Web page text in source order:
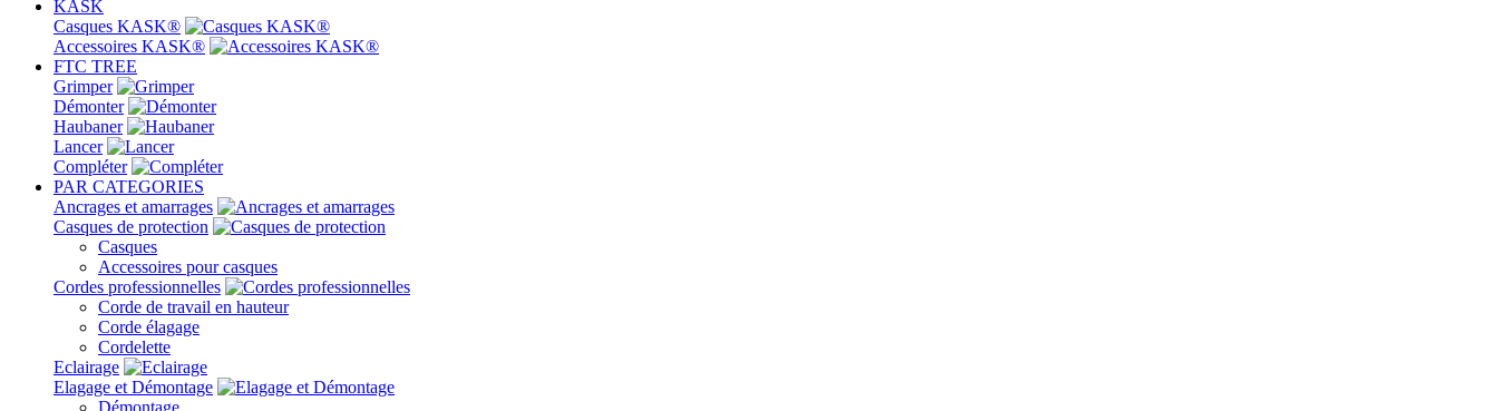
KASK
Casques KASK®
Accessoires KASK®
FTC TREE
Grimper
Démonter
Haubaner
Lancer
Compléter
PAR CATEGORIES
Ancrages et amarrages
Casques de protection
Casques
Accessoires pour casques
Cordes professionnelles
Corde de travail en hauteur
Corde élagage
Cordelette
Eclairage
Elagage et Démontage
Démontage